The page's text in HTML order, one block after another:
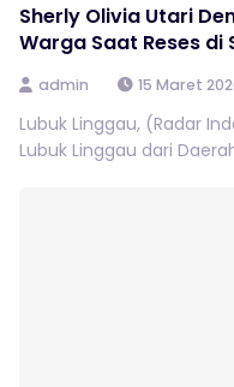
Sherly Olivia Utari
Warga Saat Reses di
admin 15 Maret
Lubuk Linggau, (Radar
Lubuk Linggau dari